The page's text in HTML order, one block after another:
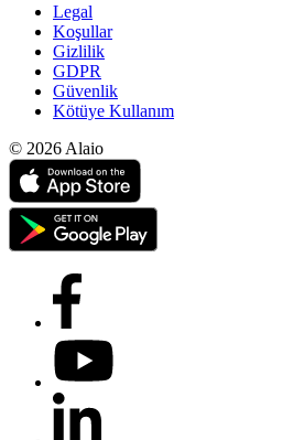
Legal
Koşullar
Gizlilik
GDPR
Güvenlik
Kötüye Kullanım
© 2026 Alaio